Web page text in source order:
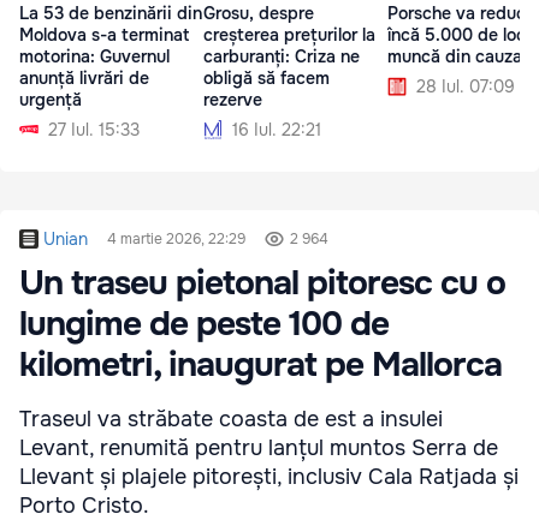
La 53 de benzinării din
Moldova s-a terminat
motorina: Guvernul
anunță livrări de
urgență
27 Iul. 15:33
Grosu, despre
creșterea prețurilor la
carburanți: Criza ne
obligă să facem
rezerve
16 Iul. 22:21
Porsche va reduce
încă 5.000 de
muncă din cauza
28 Iul. 07:09
Unian 4 martie 2026, 22:29 2 964
Un traseu pietonal pitoresc cu o
lungime de peste 100 de
kilometri, inaugurat pe Mallorca
Traseul va străbate coasta de est a insulei
Levant, renumită pentru lanțul muntos Serra de
Llevant și plajele pitorești, inclusiv Cala Ratjada și
Porto Cristo.